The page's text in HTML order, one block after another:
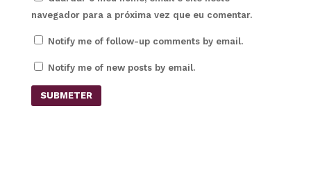
navegador para a próxima vez que eu comentar.
Notify me of follow-up comments by email.
Notify me of new posts by email.
SUBMETER